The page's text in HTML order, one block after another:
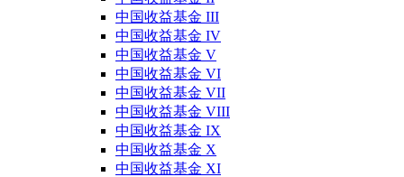
中国收益基金 III
中国收益基金 IV
中国收益基金 V
中国收益基金 VI
中国收益基金 VII
中国收益基金 VIII
中国收益基金 IX
中国收益基金 X
中国收益基金 XI